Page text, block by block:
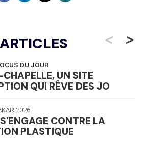
<
DU JOUR
UN SITE
QUI RÊVE DES JO
2026
CONTRE LA
PLASTIQUE
>